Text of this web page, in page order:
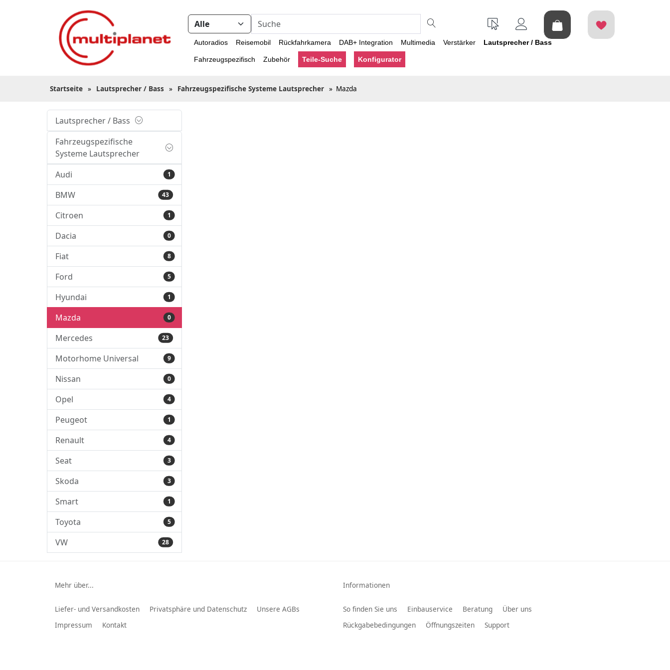
Autoradios Reisemobil Rückfahrkamera DAB+ Integration Multimedia Verstärker Lautsprecher / Bass
Fahrzeugspezifisch Zubehör Teile-Suche Konfigurator
Startseite » Lautsprecher / Bass » Fahrzeugspezifische Systeme Lautsprecher » Mazda
Lautsprecher / Bass
Fahrzeugspezifische
Systeme Lautsprecher
Audi
1
BMW 43
Citroen 1
Dacia 0
Fiat 8
Ford 5
Hyundai 1
Mazda 0
Mercedes 23
Motorhome Universal 9
Nissan 0
Opel 4
Peugeot 1
Renault 4
Seat 3
Skoda 3
Smart 1
Toyota 5
VW 28
Mehr über...
Liefer- und Versandkosten Privatsphäre und Datenschutz
Unsere AGBs
Impressum
Kontakt
Informationen
So finden Sie uns Einbauservice Beratung
Über uns
Rückgabebedingungen
Öffnungszeiten Support